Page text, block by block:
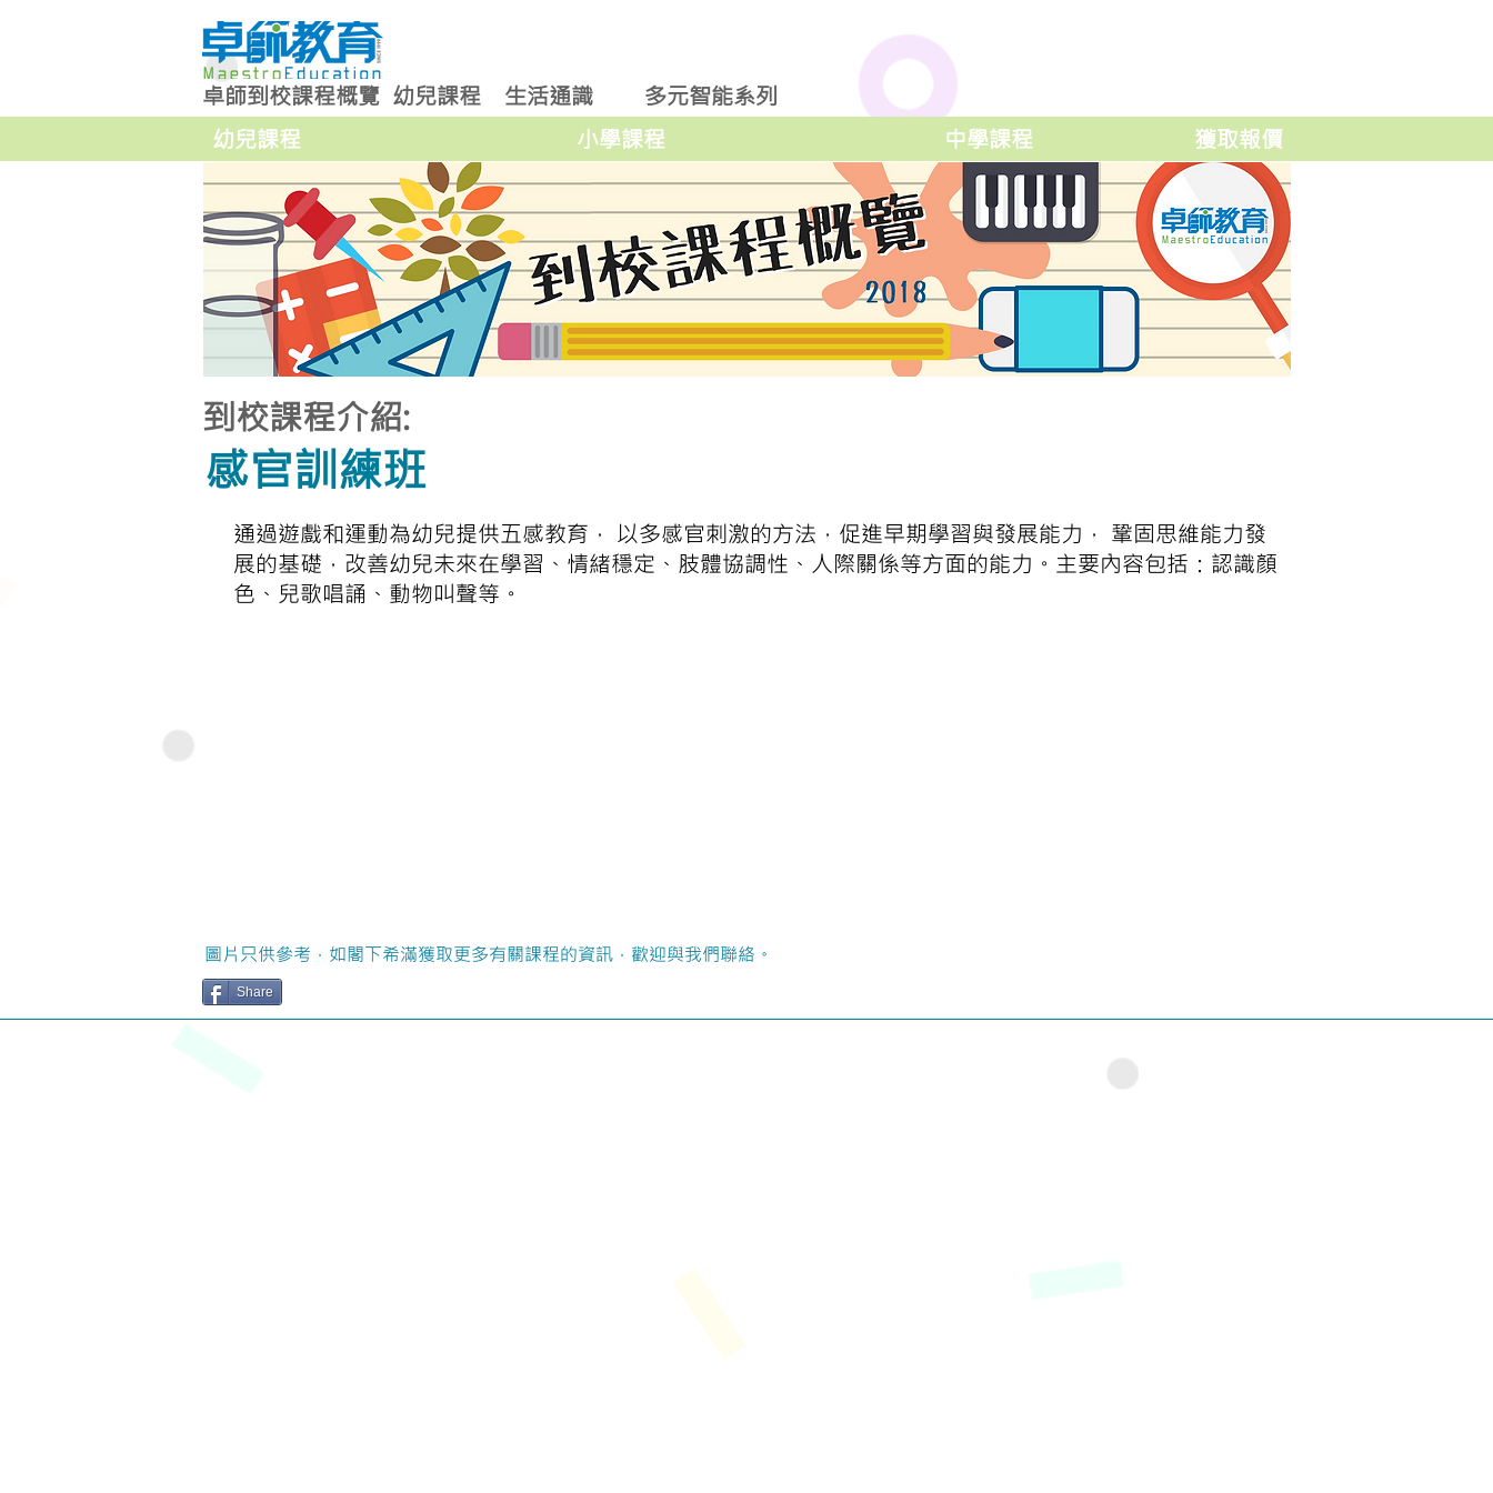
卓師到校課程概覽 幼兒課程 生活通識
多元智能系列
幼兒課程
小學課程 中學課程 獲取報價
到校課程介紹:
感官訓練班
通過遊戲和運動為幼兒提供五感教育， 以多感官刺激的方法，促進早期學習與發展能力， 鞏固思維能力發
展的基礎，改善幼兒未來在學習、情緒穩定、肢體協調性、人際關係等方面的能力。主要內容包括：認識顏
色、兒歌唱誦、動物叫聲等。
圖片只供參考，如閣下希滿獲取更多有關課程的資訊，歡迎與我們聯絡。
Share